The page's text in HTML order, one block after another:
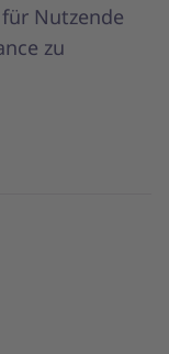
Nutzende
zu